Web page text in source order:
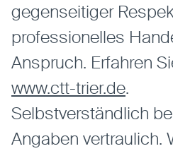
gegenseitiger
professionelles
Anspruch. Erfahren
www.ctt-trier.de.
Selbstverständlich
Angaben vertraulich.